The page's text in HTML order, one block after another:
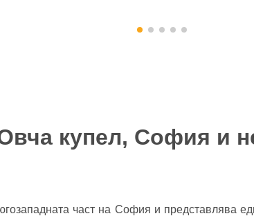
парола?
купел, София и
част на София и представлява